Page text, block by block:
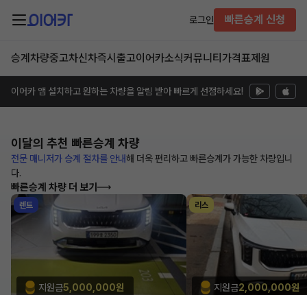
로그인 빠른승계 신청
승계차량중고차신차즉시출고이어카소식커뮤니티 가격표제원
이어카 앱 설치하고 원하는 차량을 알림 받아 빠르게 선점하세요!
이달의 추천 빠른승계 차량
전문 매니저가 승계 절차를 안내해 더욱 편리하고 빠른승계가 가능한 차량입니
다.
빠른승계 차량 더 보기
렌트
지원금5,000,000원
리스
지원금2,000,000원